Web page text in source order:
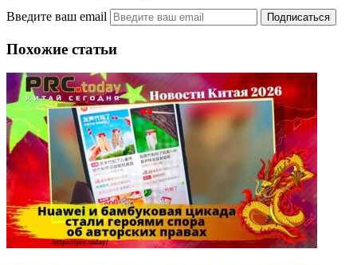
Введите ваш email
Похожие статьи